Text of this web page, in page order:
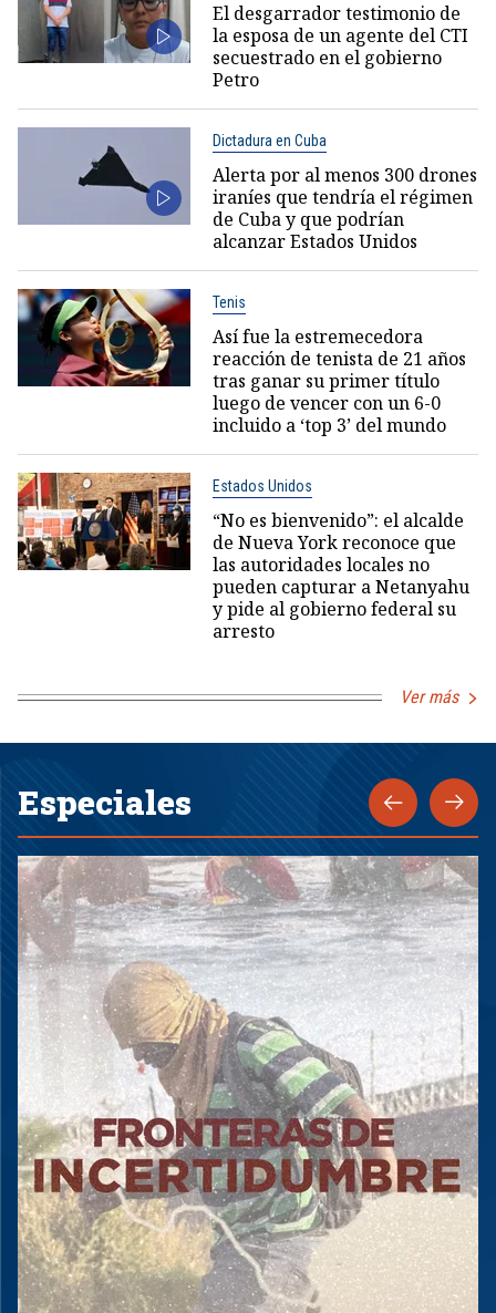
El desgarrador testimonio de
la esposa de un agente del CTI
secuestrado en el gobierno
Petro
Dictadura en Cuba
Alerta por al menos 300 drones
iraníes que tendría el régimen
de Cuba y que podrían
alcanzar Estados Unidos
Tenis
Así fue la estremecedora
reacción de tenista de 21 años
tras ganar su primer título
luego de vencer con un 6-0
incluido a ‘top 3’ del mundo
Estados Unidos
“No es bienvenido”: el alcalde
de Nueva York reconoce que
las autoridades locales no
pueden capturar a Netanyahu
y pide al gobierno federal su
arresto
Ver más
Especiales